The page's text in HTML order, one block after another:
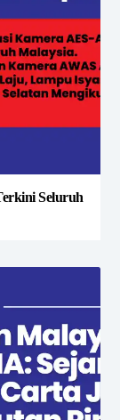
Seluruh